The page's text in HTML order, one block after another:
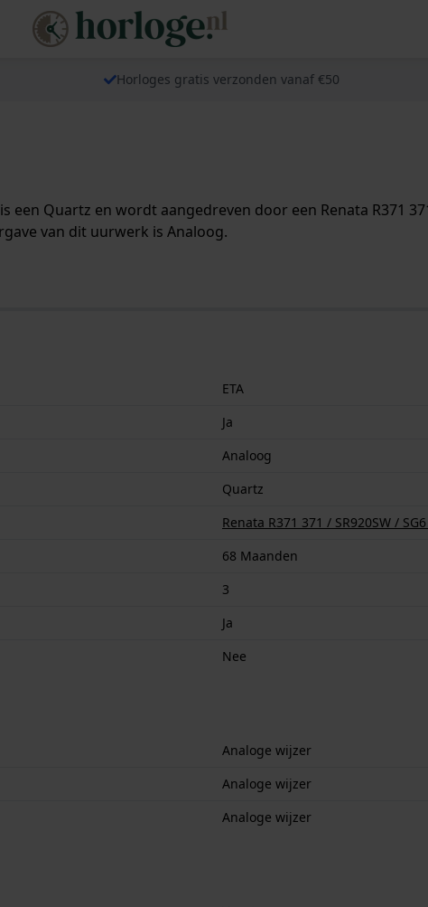
Horloges gratis verzonden vanaf €50
Quartz en wordt aangedreven door een Renata R371
van dit uurwerk is Analoog.
ETA
Ja
Analoog
Quartz
Renata R371 371 / SR920SW /
68 Maanden
3
Ja
Nee
Analoge wijzer
Analoge wijzer
Analoge wijzer